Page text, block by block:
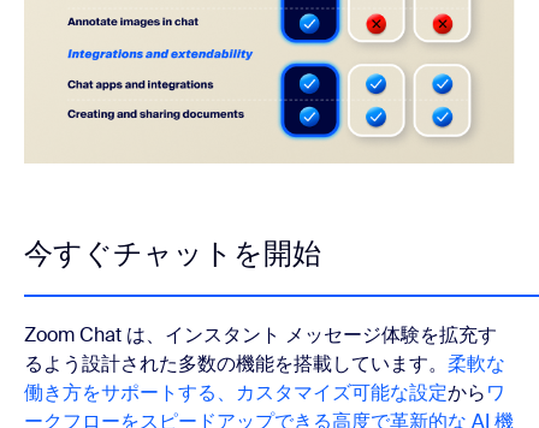
今すぐチャットを開始
Zoom Chat は、インスタント メッセージ体験を拡充す
るよう設計された多数の機能を搭載しています。 柔軟な
働き方をサポートする、カスタマイズ可能な設定からワ
ークフローをスピードアップできる高度で革新的な AI 機